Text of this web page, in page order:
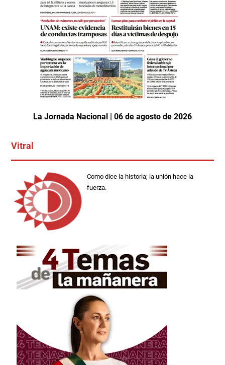
La Jornada Nacional | 06 de agosto de 2026
Vitral
Como dice la historia; la unión hace la
fuerza.